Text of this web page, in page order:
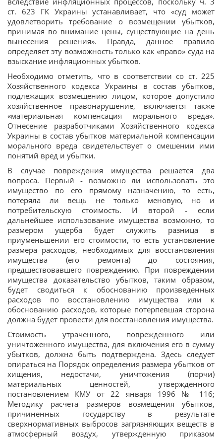
ст. 623 ГК Украины устанавливает, что «суд может
удовлетворить требование о возмещении убытков,
принимая во внимание цены, существующие на день
вынесения решения». Правда, данное правило
определяет эту возможность только как «право» суда на
взыскание инфляционных убытков.
Необходимо отметить, что в соответствии со ст. 225
Хозяйственного кодекса Украины в состав убытков,
подлежащих возмещению лицом, которое допустило
хозяйственное правонарушение, включается также
«материальная компенсация морального вреда».
Отнесение разработчиками Хозяйственного кодекса
Украины в состав убытков материальной компенсации
морального вреда свидетельствует о смешении ими
понятий вред и убытки.
В случае повреждения имущества решается два
вопроса. Первый - возможно ли использовать это
имущество по его прямому назначению, то есть,
потеряла ли вещь не только меновую, но и
потребительскую стоимость. И второй - если
дальнейшее использование имущества возможно, то
размером ущерба будет служить разница в
приуменьшении его стоимости, то есть установление
размера расходов, необходимых для восстановления
имущества (его ремонта) до состояния,
предшествовавшего повреждению. При повреждении
имущества доказательство убытков, таким образом,
будет сводиться к обоснованию произведенных
расходов по восстановлению имущества или к
обоснованию расходов, которые потерпевшая сторона
должна будет провести для восстановления имущества.
Стоимость утраченного, поврежденного или
уничтоженного имущества, для включения его в сумму
убытков, должна быть подтверждена. Здесь следует
опираться на Порядок определения размера убытков от
хищения, недостачи, уничтожения (порчи)
материальных ценностей, утвержденного
постановлением КМУ от 22 января 1996 № 116;
Методику расчета размеров возмещения убытков,
причиненных государству в результате
сверхнормативных выбросов загрязняющих веществ в
атмосферный воздух, утвержденную приказом